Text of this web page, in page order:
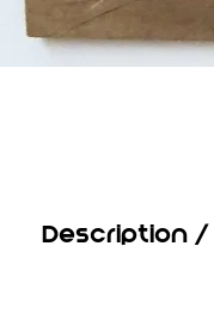
Description /